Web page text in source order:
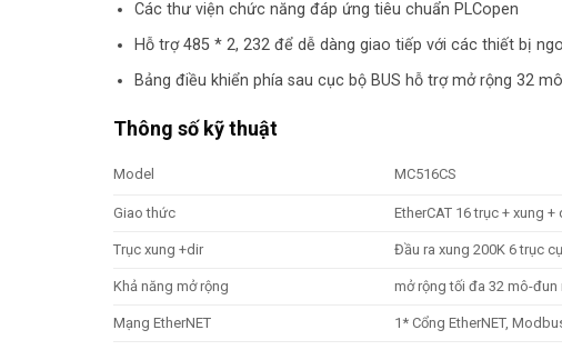
Các thư viện chức năng đáp ứng tiêu chuẩn PLCopen
Hỗ trợ 485 * 2, 232 để dễ dàng giao tiếp với các thiết bị
Bảng điều khiển phía sau cục bộ BUS hỗ trợ mở rộng 32
Thông số kỹ thuật
Model MC516CS
Giao thức EtherCAT 16 trục + xung +
Trục xung +dir Đầu ra xung 200K 6 trục
Khả năng mở rộng mở rộng tối đa 32 mô-đun
Mạng EtherNET 1* Cổng EtherNET,